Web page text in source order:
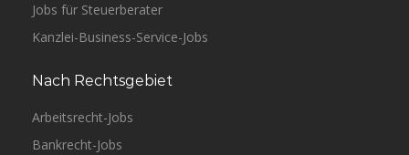
Jobs für Steuerberater
Kanzlei-Business-Service-Jobs
Nach Rechtsgebiet
Arbeitsrecht-Jobs
Bankrecht-Jobs